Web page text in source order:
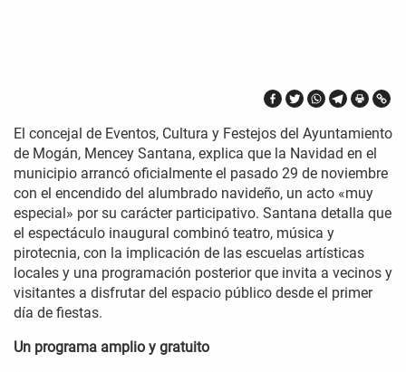
El concejal de Eventos, Cultura y Festejos del Ayuntamiento
de Mogán, Mencey Santana, explica que la Navidad en el
municipio arrancó oficialmente el pasado 29 de noviembre
con el encendido del alumbrado navideño, un acto «muy
especial» por su carácter participativo. Santana detalla que
el espectáculo inaugural combinó teatro, música y
pirotecnia, con la implicación de las escuelas artísticas
locales y una programación posterior que invita a vecinos y
visitantes a disfrutar del espacio público desde el primer
día de fiestas.
Un programa amplio y gratuito